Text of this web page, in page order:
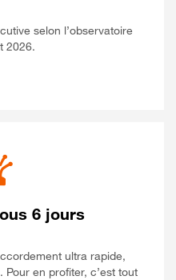
selon l’observatoire
2026.
6 jours
ultra rapide,
en profiter, c’est tout